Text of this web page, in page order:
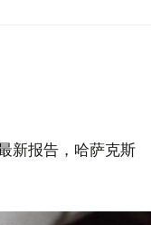
新报告，哈萨克斯